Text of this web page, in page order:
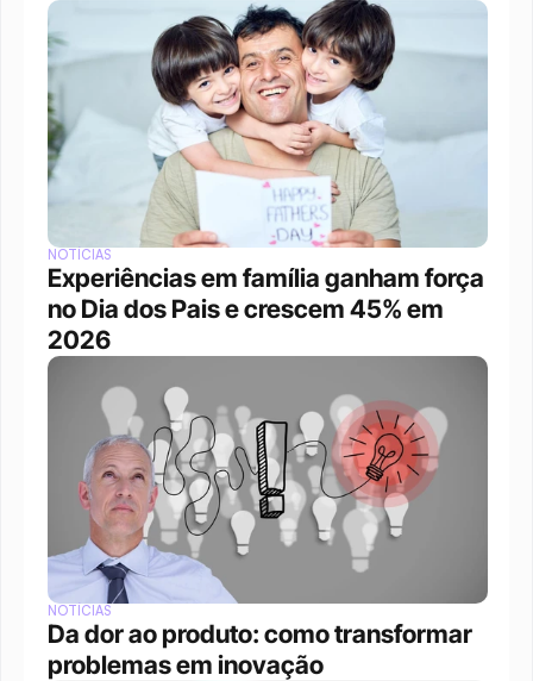
NOTÍCIAS
Experiências em família ganham força
no Dia dos Pais e crescem 45% em
2026
NOTÍCIAS
Da dor ao produto: como transformar
problemas em inovação